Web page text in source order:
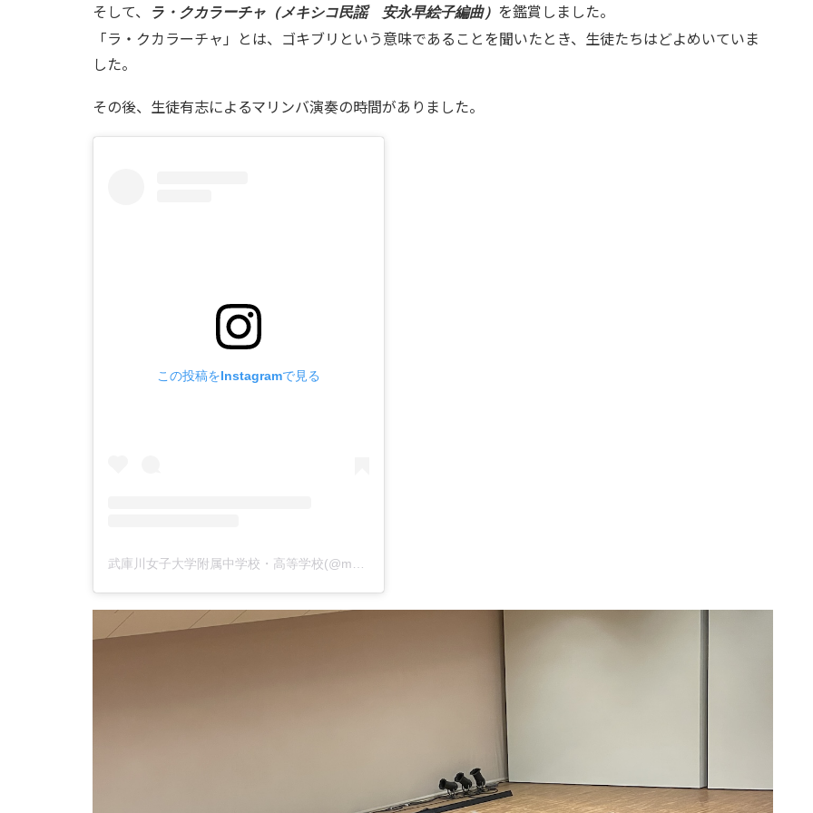
そして、 ラ・クカラーチャ（メキシコ民謡 安永早絵子編曲） を鑑賞しました。
「ラ・クカラーチャ」とは、ゴキブリという意味であることを聞いたとき、生徒たちはどよめいていま
した。
その後、生徒有志によるマリンバ演奏の時間がありました。
この投稿をInstagramで見る